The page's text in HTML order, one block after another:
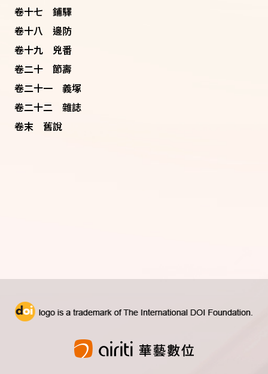
卷十七 鋪驛
卷十八 邊防
卷十九 兇番
卷二十 節壽
卷二十一 義塚
卷二十二 雜誌
卷末 舊說